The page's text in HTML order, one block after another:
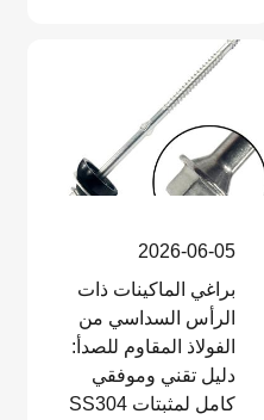
2026-06-05
براغي الماكينات ذات
الرأس السداسي من
الفولاذ المقاوم للصدأ:
دليل تقني وموفقي
كامل لمثبتات SS304